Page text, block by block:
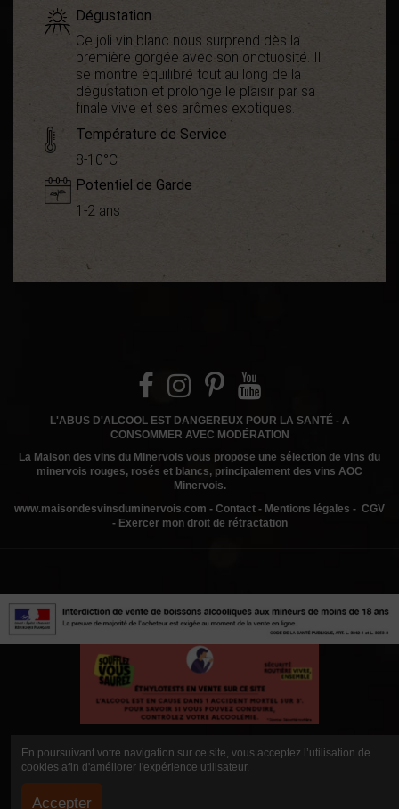
Dégustation
Ce joli vin blanc nous surprend dès la
première gorgée avec son onctuosité. Il
se montre équilibré tout au long de la
dégustation et prolonge le plaisir par sa
finale vive et ses arômes exotiques.
Température de Service
8-10°C
Potentiel de Garde
1-2 ans
Grenache
Macabeu
Viognier
Couleur Blanc
Volume 75cl
L'ABUS D'ALCOOL EST DANGEREUX POUR LA SANTÉ - A
CONSOMMER AVEC MODÉRATION
La Maison des vins du Minervois vous propose une sélection de vins du
minervois rouges, rosés et blancs, principalement des vins AOC
Minervois.
www.maisondesvinsduminervois.com - Contact - Mentions légales - CGV
- Exercer mon droit de rétractation
En poursuivant votre navigation sur ce site, vous acceptez l’utilisation de
cookies afin d'améliorer l'expérience utilisateur.
Accepter